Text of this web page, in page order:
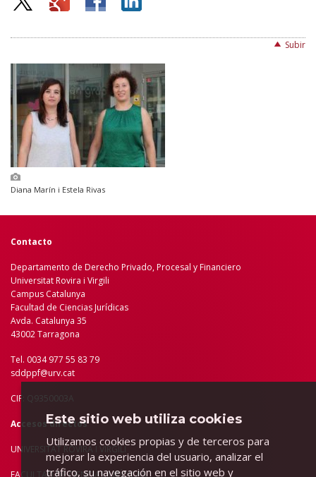
Subir
Diana Marín i Estela Rivas
Contacto
Departamento de Derecho Privado, Procesal y Financiero
Universitat Rovira i Virgili
Campus Catalunya
Facultad de Ciencias Jurídicas
Avda. Catalunya 35
43002 Tarragona
Tel. 0034 977 55 83 79
sddppf@urv.cat
CIF: Q9350003A
Accesos directos
UNIVERSITAT ROVIRA I VIRGILI
FACULTAD DE CIENCIAS JURÍDICAS
Este sitio web utiliza cookies
Utilizamos cookies propias y de terceros para
mejorar la experiencia del usuario, analizar el
tráfico, su navegación en el sitio web y